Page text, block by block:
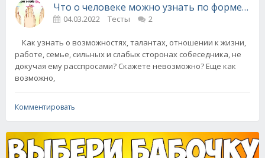
Что о человеке можно узнать по форме
04.03.2022 Тесты 2
Как узнать о возможностях, талантах, отношении к жизни,
работе, семье, сильных и слабых сторонах собеседника, не
докучая ему расспросами? Скажете невозможно? Еще как
возможно,
Комментировать